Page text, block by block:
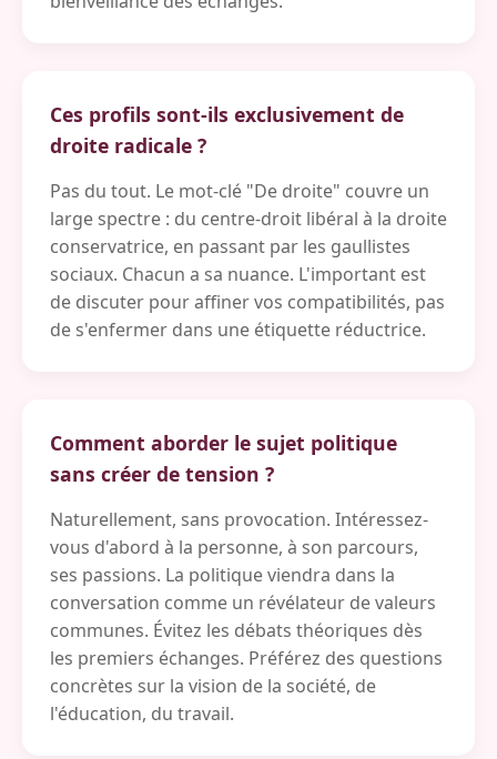
Ces profils sont-ils exclusivement de
droite radicale ?
Pas du tout. Le mot-clé "De droite" couvre un
large spectre : du centre-droit libéral à la droite
conservatrice, en passant par les gaullistes
sociaux. Chacun a sa nuance. L'important est
de discuter pour affiner vos compatibilités, pas
de s'enfermer dans une étiquette réductrice.
Comment aborder le sujet politique
sans créer de tension ?
Naturellement, sans provocation. Intéressez-
vous d'abord à la personne, à son parcours,
ses passions. La politique viendra dans la
conversation comme un révélateur de valeurs
communes. Évitez les débats théoriques dès
les premiers échanges. Préférez des questions
concrètes sur la vision de la société, de
l'éducation, du travail.